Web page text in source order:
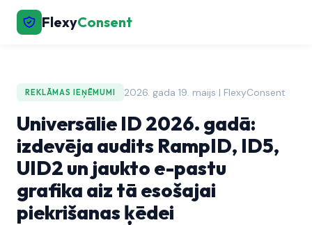
FlexyConsent
REKLĀMAS IEŅĒMUMI 2026. gada 19. maijs | FlexyConsent
Universālie ID 2026. gadā:
izdevēja audits RampID, ID5,
UID2 un jaukto e-pastu
grafika aiz tā esošajai
piekrišanas ķēdei